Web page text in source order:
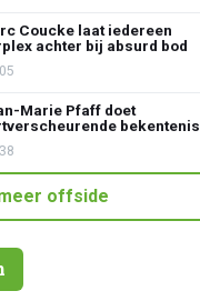
Coucke laat iedereen
achter bij absurd bod
Marie Pfaff doet
bekentenis
offside